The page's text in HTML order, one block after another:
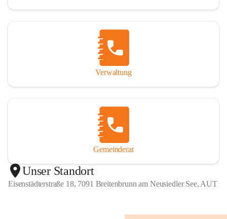
Verwaltung
Gemeinderat
Unser Standort
Eisenstädterstraße 18, 7091 Breitenbrunn am Neusiedler See, AUT